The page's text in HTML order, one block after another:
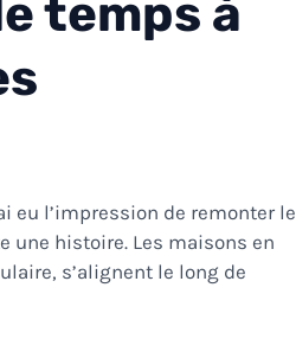
temps à
eu l’impression de remonter le
une histoire. Les maisons en
s’alignent le long de